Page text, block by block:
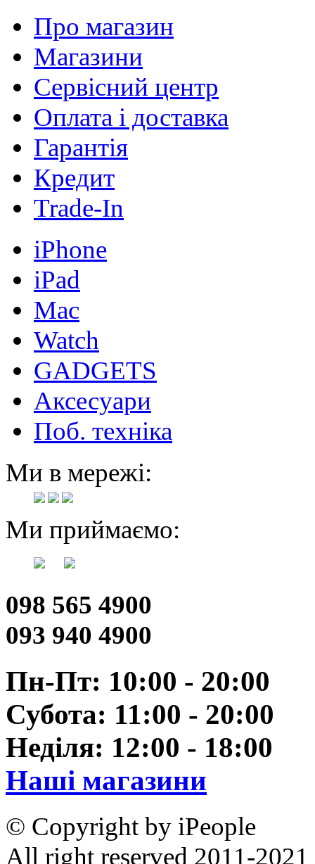
Про магазин
Магазини
Сервісний центр
Оплата і доставка
Гарантія
Кредит
Trade-In
iPhone
iPad
Mac
Watch
GADGETS
Аксесуари
Поб. техніка
Ми в мережі:
Ми приймаємо:
098 565 4900
093 940 4900
Пн-Пт: 10:00 - 20:00
Субота: 11:00 - 20:00
Неділя: 12:00 - 18:00
Наші магазини
© Copyright by iPeople
All right reserved 2011-2021